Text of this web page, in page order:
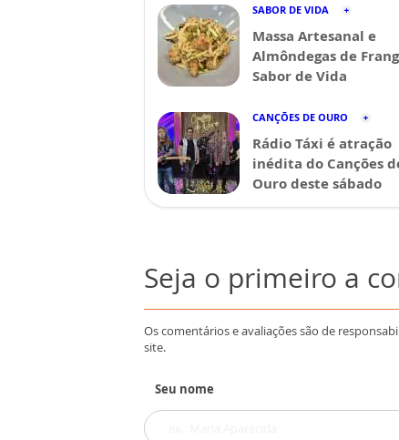
SABOR DE VIDA
Massa Artesanal e
Almôndegas de
Sabor de Vida
CANÇÕES DE OURO
Rádio Táxi é atração
inédita do Canções
Ouro deste sábado
Seja o primeiro a
Os comentários e avaliações são de
site.
Seu nome